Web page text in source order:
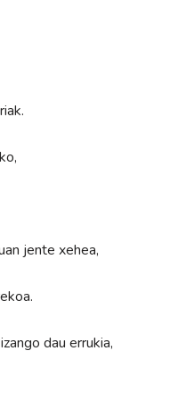
jente xehea,
dau errukia,